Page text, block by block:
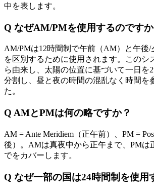
中を表します。
Q なぜAM/PMを使用するのですか
AM/PMは12時間制で午前（AM）と午後/
を区別するために使用されます。このシ
ら由来し、太陽の位置に基づいて一日を
分割し、昼と夜の時間の混乱なく時間を
た。
Q AMとPMは何の略ですか？
AM = Ante Meridiem（正午前）、PM =
後）。AMは真夜中から正午まで、PMは
でをカバーします。
Q なぜ一部の国は24時間制を使用